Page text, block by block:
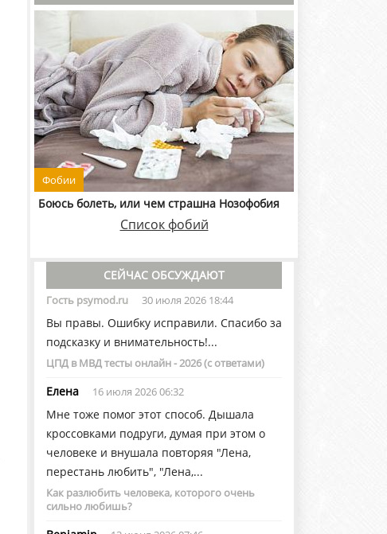
Фобии
Боюсь болеть, или чем страшна Нозофобия
Список фобий
СЕЙЧАС ОБСУЖДАЮТ
Гость psymod.ru 30 июля 2026 18:44
Вы правы. Ошибку исправили. Спасибо за
подсказку и внимательность!...
ЦПД в МВД тесты онлайн - 2026 (с ответами)
Елена 16 июля 2026 06:32
Мне тоже помог этот способ. Дышала
кроссовками подруги, думая при этом о
человеке и внушала повторяя "Лена,
перестань любить", "Лена,...
Как разлюбить человека, которого очень
сильно любишь?